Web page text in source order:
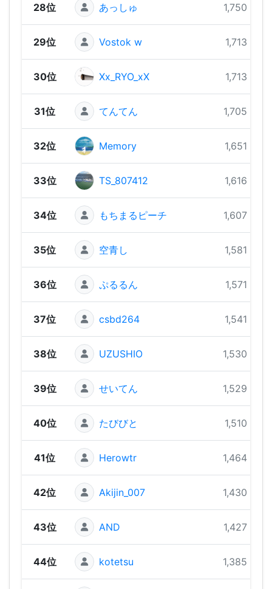
28位 あっしゅ 1,750 pts
29位 Vostok w 1,713 pts
30位 Xx_RYO_xX 1,713 pts
31位 てんてん 1,705 pts
32位 Memory 1,651 pts
33位 TS_807412 1,616 pts
34位 もちまるピーチ 1,607 pts
35位 空青し 1,581 pts
36位 ぷるるん 1,571 pts
37位 csbd264 1,541 pts
38位 UZUSHIO 1,530 pts
39位 せいてん 1,529 pts
40位 たびびと 1,510 pts
41位 Herowtr 1,464 pts
42位 Akijin_007 1,430 pts
43位 AND 1,427 pts
44位 kotetsu 1,385 pts